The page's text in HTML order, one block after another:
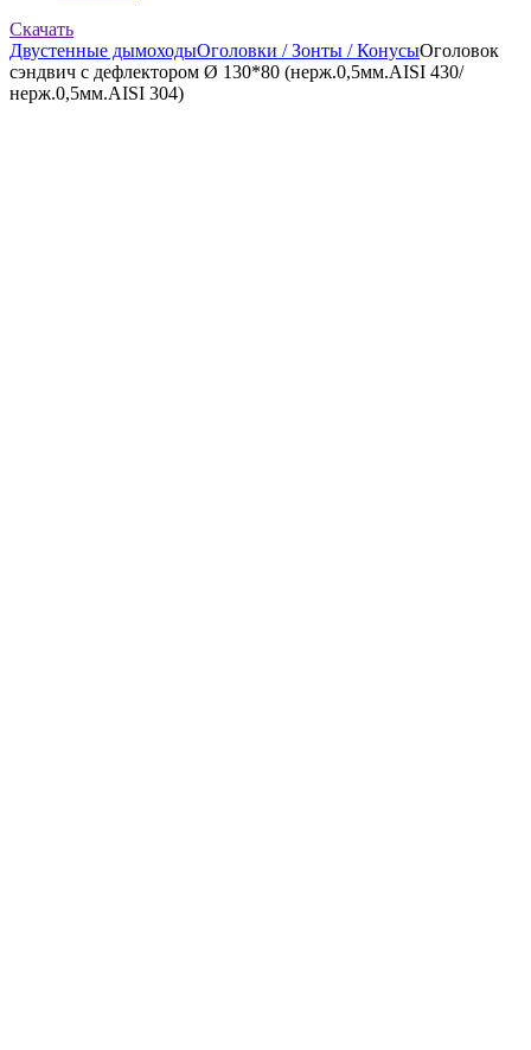
Скачать
Двустенные дымоходыОголовки / Зонты / КонусыОголовок
сэндвич с дефлектором Ø 130*80 (нерж.0,5мм.AISI 430/
нерж.0,5мм.AISI 304)